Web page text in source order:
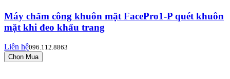
Máy chấm công khuôn mặt FacePro1-P quét khuôn
mặt khi đeo khẩu trang
Liên hệ096.112.8863